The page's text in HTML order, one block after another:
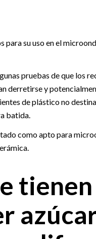
su uso en el
pruebas de que los
derretirse y
de plástico no
batida.
como apto para
tienen